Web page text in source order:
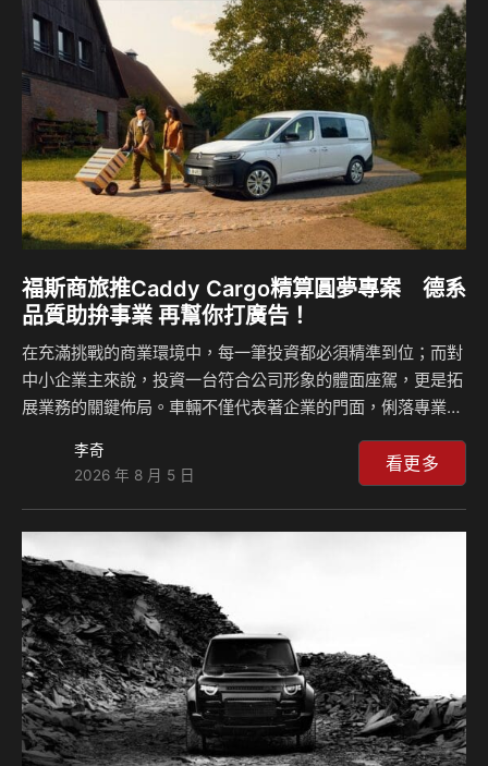
專案，並由兼顧商務運輸與多元生活需求的STARIA領銜，推
出「100萬元84期、首年月付6,999元」優惠分期方案。5噸級
QT500同步祭出價值8萬元的自排升級免加價…
福斯商旅推Caddy Cargo精算圓夢專案 德系
品質助拚事業 再幫你打廣告！
在充滿挑戰的商業環境中，每一筆投資都必須精準到位；而對
中小企業主來說，投資一台符合公司形象的體面座駕，更是拓
展業務的關鍵佈局。車輛不僅代表著企業的門面，俐落專業的
台灣福斯商旅力挺頭家，即日起針對 Caddy Cargo 推出「德
系質感 精算圓夢」專案，讓頭家們能將資金精準用在刀口
上，聰明入主 Caddy Cargo，一起創造更好的生意藍圖。 前
三年每日168元入主Caddy Cargo 福斯商旅再幫你打廣告
Caddy Cargo「德系質感 精算圓夢」專案，以精準的財務規
劃為頭家們量身打造高彈性的購車方案， 9 萬 8 千元的超低
首付，搭配…
李奇
2026 年 8 月 5 日
看更多